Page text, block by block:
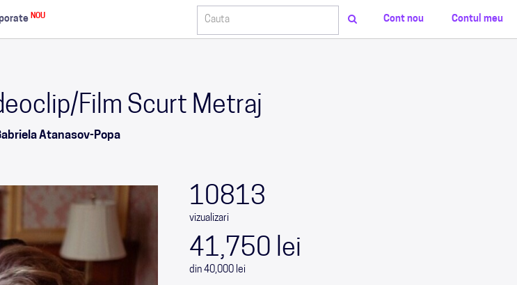
NOU Cont nou Contul meu
Film Scurt Metraj
Atanasov-Popa
10813
vizualizari
41,750 lei
din 40,000 lei